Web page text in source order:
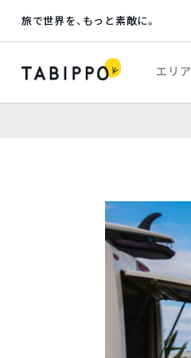
旅で世界を、もっと素敵に。
エリア